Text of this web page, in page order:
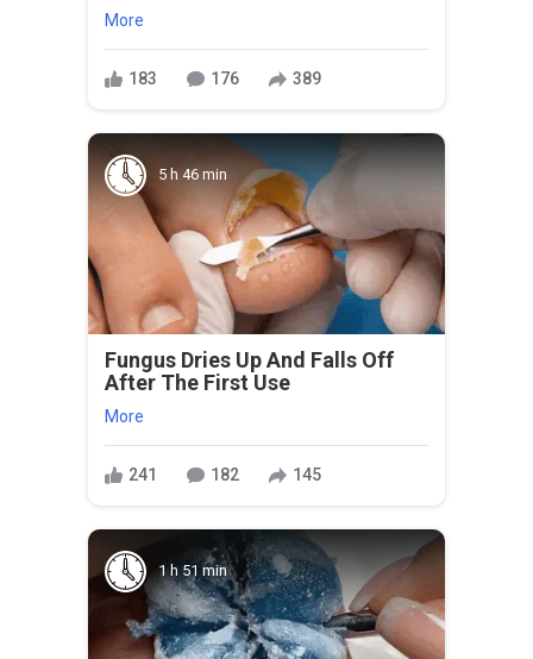
More
183 176 389
5 h 46 min
Fungus Dries Up And Falls Off
After The First Use
More
241 182 145
1 h 51 min